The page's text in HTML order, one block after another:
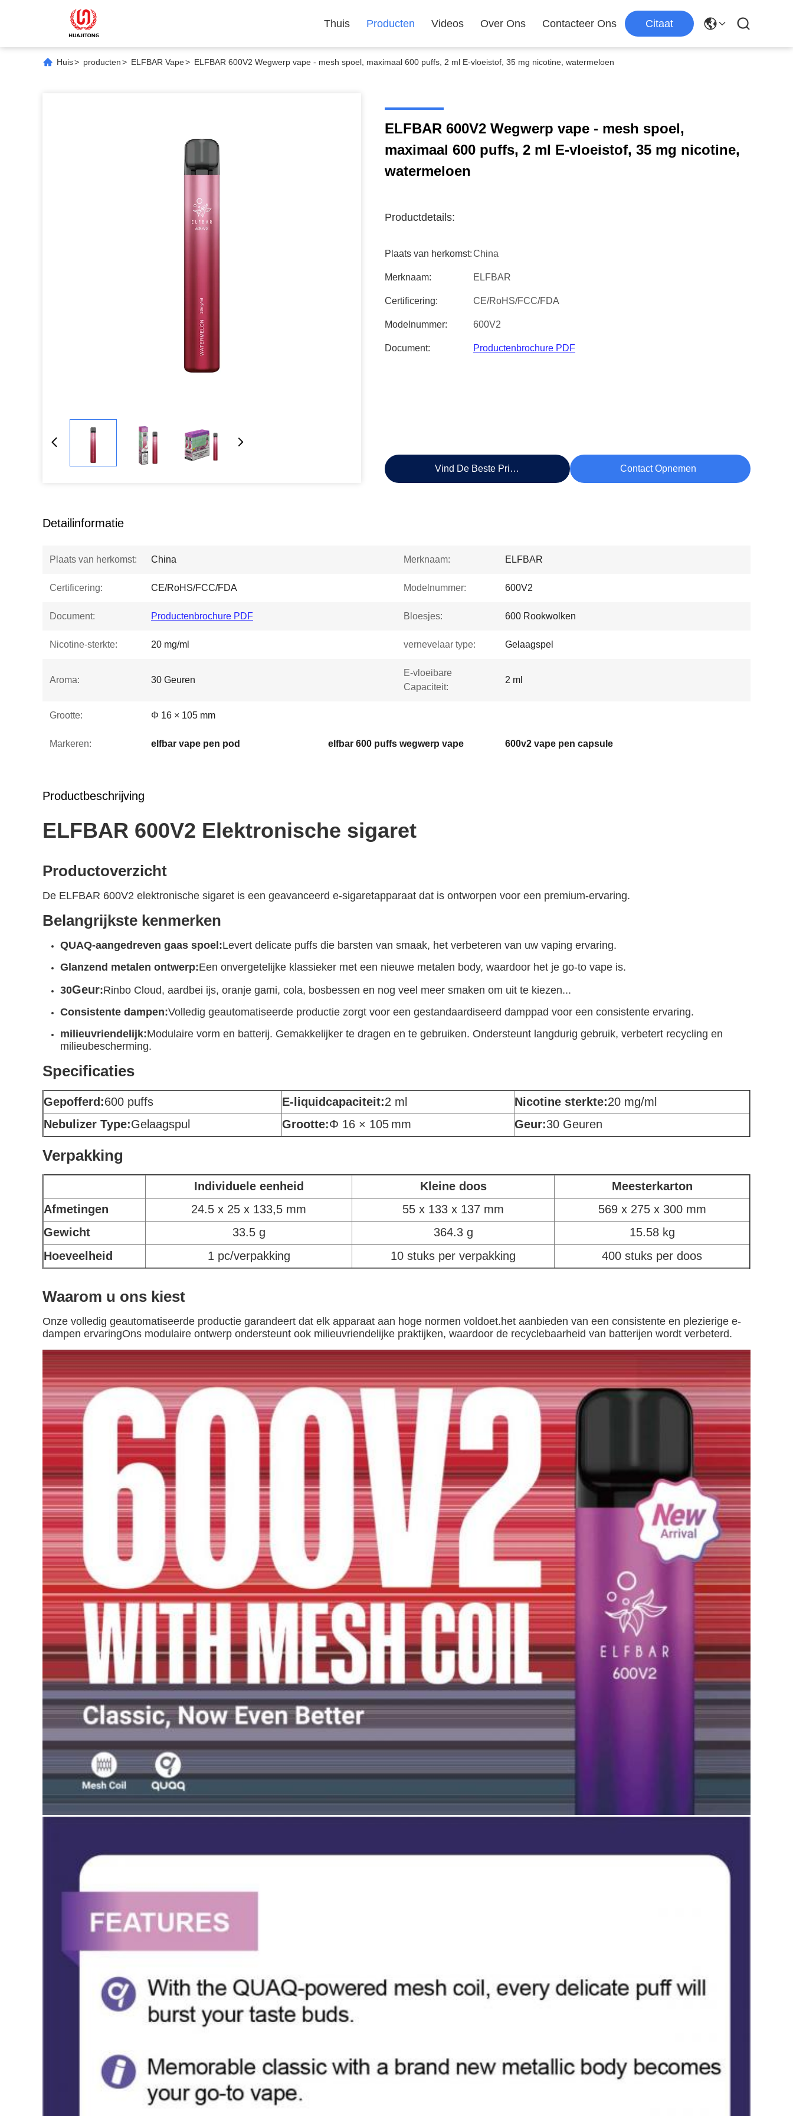
Thuis Producten Videos Over Ons Contacteer Ons Citaat
Huis> producten> ELFBAR Vape> ELFBAR 600V2 Wegwerp vape - mesh spoel, maximaal 600 puffs, 2 ml E-vloeistof, 35 mg nicotine, watermeloen
ELFBAR 600V2 Wegwerp vape - mesh spoel,
maximaal 600 puffs, 2 ml E-vloeistof, 35 mg nicotine,
watermeloen
Productdetails:
Plaats van herkomst:China
Merknaam: ELFBAR
Certificering: CE/RoHS/FCC/FDA
Modelnummer: 600V2
Document: Productenbrochure PDF
Vind De Beste Prijs Contact Opnemen
Detailinformatie
Plaats van herkomst: China Merknaam: ELFBAR
Certificering: CE/RoHS/FCC/FDA Modelnummer: 600V2
Document: Productenbrochure PDF Bloesjes: 600 Rookwolken
Nicotine-sterkte: 20 mg/ml vernevelaar type: Gelaagspel
Aroma: 30 Geuren
E-vloeibare
Capaciteit:
2 ml
Grootte: Φ 16 × 105 mm
Markeren: elfbar vape pen pod elfbar 600 puffs wegwerp vape 600v2 vape pen capsule
Productbeschrijving
ELFBAR 600V2 Elektronische sigaret
Productoverzicht
De ELFBAR 600V2 elektronische sigaret is een geavanceerd e-sigaretapparaat dat is ontworpen voor een premium-ervaring.
Belangrijkste kenmerken
QUAQ-aangedreven gaas spoel :Levert delicate puffs die barsten van smaak, het verbeteren van uw vaping ervaring.
Glanzend metalen ontwerp:Een onvergetelijke klassieker met een nieuwe metalen body, waardoor het je go-to vape is.
30Geur:Rinbo Cloud, aardbei ijs, oranje gami, cola, bosbessen en nog veel meer smaken om uit te kiezen...
Consistente dampen:Volledig geautomatiseerde productie zorgt voor een gestandaardiseerd damppad voor een consistente ervaring.
milieuvriendelijk:Modulaire vorm en batterij. Gemakkelijker te dragen en te gebruiken. Ondersteunt langdurig gebruik, verbetert recycling en
milieubescherming.
Specificaties
Gepofferd:600 puffs E-liquidcapaciteit:2 ml Nicotine sterkte:20 mg/ml
Nebulizer Type:Gelaagspul Grootte:Φ 16 × 105 mm Geur:30 Geuren
Verpakking
Individuele eenheid Kleine doos
Meesterkarton
Afmetingen
24.5 x 25 x 133,5 mm 55 x 133 x 137 mm
569 x 275 x 300 mm
Gewicht
33.5 g 364.3 g
15.58 kg
Hoeveelheid
1 pc/verpakking 10 stuks per verpakking 400 stuks per doos
Waarom u ons kiest
Onze volledig geautomatiseerde productie garandeert dat elk apparaat aan hoge normen voldoet.het aanbieden van een consistente en plezierige e-
dampen ervaringOns modulaire ontwerp ondersteunt ook milieuvriendelijke praktijken, waardoor de recyclebaarheid van batterijen wordt verbeterd.